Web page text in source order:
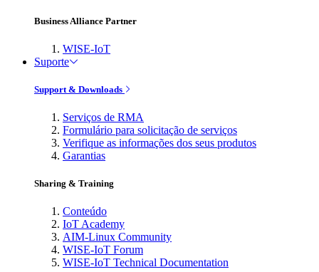
Business Alliance Partner
WISE-IoT
Suporte
Support & Downloads
Serviços de RMA
Formulário para solicitação de serviços
Verifique as informações dos seus produtos
Garantias
Sharing & Training
Conteúdo
IoT Academy
AIM-Linux Community
WISE-IoT Forum
WISE-IoT Technical Documentation